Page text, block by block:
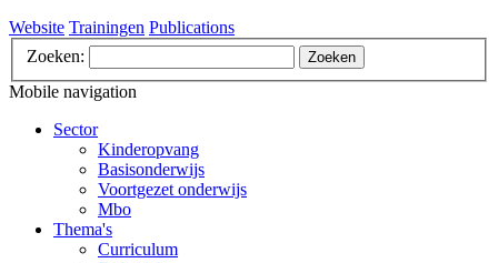
Website Trainingen Publications
Zoeken:
Zoeken
Mobile navigation
Sector
Kinderopvang
Basisonderwijs
Voortgezet onderwijs
Mbo
Thema's
Curriculum